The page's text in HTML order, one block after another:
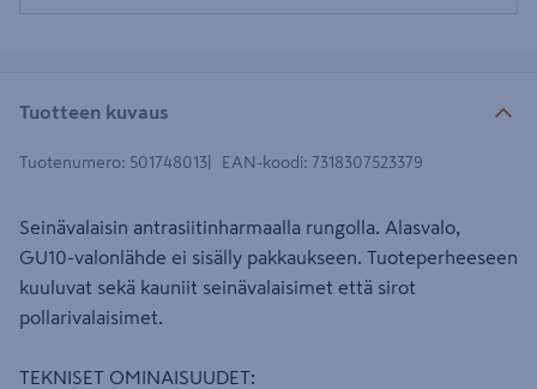
Tuotteen kuvaus
Tuotenumero: 501748013 EAN-koodi: 7318307523379
Seinävalaisin antrasiitinharmaalla rungolla. Alasvalo,
GU10-valonlähde ei sisälly pakkaukseen. Tuoteperheeseen
kuuluvat sekä kauniit seinävalaisimet että sirot
pollarivalaisimet.
TEKNISET OMINAISUUDET: